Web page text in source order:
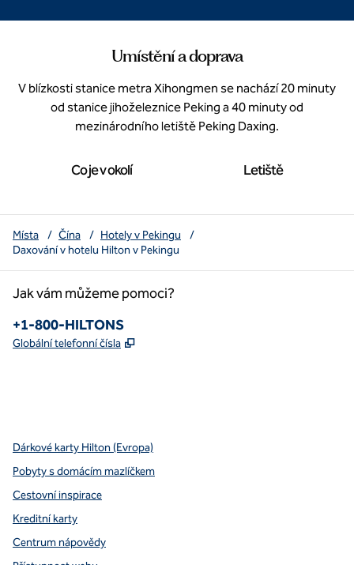
Umístění a doprava
V blízkosti stanice metra Xihongmen se nachází 20 minuty
od stanice jihoželeznice Peking a 40 minuty od
mezinárodního letiště Peking Daxing.
Co je v okolí Letiště
Místa / Čína / Hotely v Pekingu
/
Daxování v hotelu Hilton v Pekingu
Jak vám můžeme pomoci?
Telefon :
+1-800-HILTONS
Globální telefonní čísla ,
Dárkové karty Hilton (Evropa)
Pobyty s domácím mazlíčkem
Cestovní inspirace
Kreditní karty
Centrum nápovědy